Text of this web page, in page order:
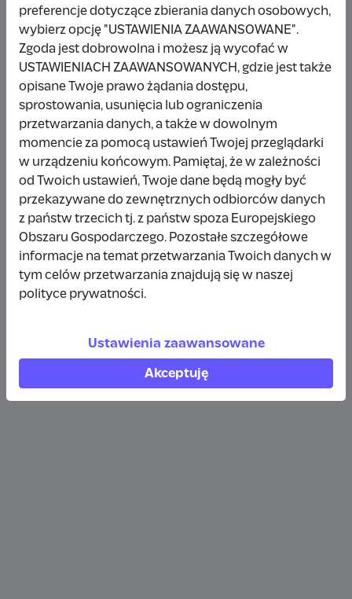
10 zł miesiąc temu
Damianbloque Wordpress
1 zł 7 miesięcy temu
Wpłata anonimowa
10 zł rok temu
Wpłata anonimowa
10 zł rok temu
Wpłata anonimowa
Zobacz więcej
preferencje dotyczące zbierania danych osobowych,
wybierz opcję "USTAWIENIA ZAAWANSOWANE".
Zgoda jest dobrowolna i możesz ją wycofać w
USTAWIENIACH ZAAWANSOWANYCH, gdzie jest także
opisane Twoje prawo żądania dostępu,
sprostowania, usunięcia lub ograniczenia
przetwarzania danych, a także w dowolnym
momencie za pomocą ustawień Twojej przeglądarki
w urządzeniu końcowym. Pamiętaj, że w zależności
od Twoich ustawień, Twoje dane będą mogły być
przekazywane do zewnętrznych odbiorców danych
z państw trzecich tj. z państw spoza Europejskiego
Obszaru Gospodarczego. Pozostałe szczegółowe
informacje na temat przetwarzania Twoich danych w
tym celów przetwarzania znajdują się w naszej
polityce prywatności.
Ustawienia zaawansowane
Akceptuję